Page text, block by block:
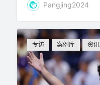
Pangjing2024
专访 案例库 资讯